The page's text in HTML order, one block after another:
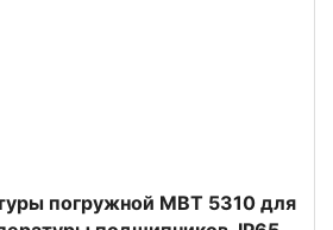
погружной MBT 5310 для